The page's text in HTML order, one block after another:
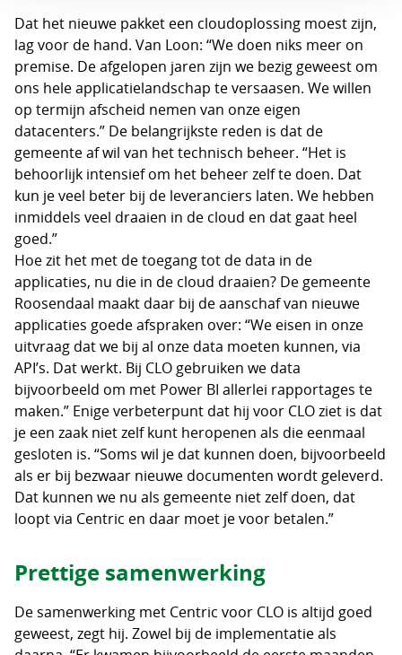
Dat het nieuwe pakket een cloudoplossing moest zijn,
lag voor de hand. Van Loon: “We doen niks meer on
premise. De afgelopen jaren zijn we bezig geweest om
ons hele applicatielandschap te versaasen. We willen
op termijn afscheid nemen van onze eigen
datacenters.” De belangrijkste reden is dat de
gemeente af wil van het technisch beheer. “Het is
behoorlijk intensief om het beheer zelf te doen. Dat
kun je veel beter bij de leveranciers laten. We hebben
inmiddels veel draaien in de cloud en dat gaat heel
goed.”
Hoe zit het met de toegang tot de data in de
applicaties, nu die in de cloud draaien? De gemeente
Roosendaal maakt daar bij de aanschaf van nieuwe
applicaties goede afspraken over: “We eisen in onze
uitvraag dat we bij al onze data moeten kunnen, via
API’s. Dat werkt. Bij CLO gebruiken we data
bijvoorbeeld om met Power BI allerlei rapportages te
maken.” Enige verbeterpunt dat hij voor CLO ziet is dat
je een zaak niet zelf kunt heropenen als die eenmaal
gesloten is. “Soms wil je dat kunnen doen, bijvoorbeeld
als er bij bezwaar nieuwe documenten wordt geleverd.
Dat kunnen we nu als gemeente niet zelf doen, dat
loopt via Centric en daar moet je voor betalen.”
Prettige samenwerking
De samenwerking met Centric voor CLO is altijd goed
geweest, zegt hij. Zowel bij de implementatie als